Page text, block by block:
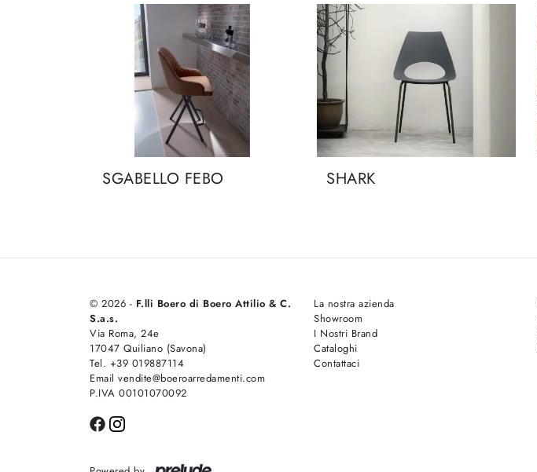
SGABELLO FEBO SHARK
© 2026 - F.lli Boero di Boero Attilio & C.
S.a.s.
Via Roma, 24e
17047 Quiliano (Savona)
Tel. +39 019887114
Email vendite@boeroarredamenti.com
P.IVA 00101070092
La nostra azienda
Showroom
I Nostri Brand
Cataloghi
Contattaci